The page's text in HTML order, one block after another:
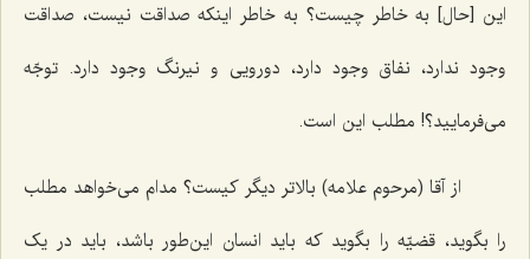
این [حال] به خاطر چیست؟ به خاطر اینکه صداقت نیست، صداقت
وجود ندارد، نفاق وجود دارد، دورویی و نیرنگ وجود دارد. توجّه
می‌فرمایید؟! مطلب این است.
از آقا (مرحوم علامه) بالاتر دیگر کیست؟ مدام می‌خواهد مطلب
را بگوید، قضیّه را بگوید که باید انسان این‌طور باشد، باید در یک